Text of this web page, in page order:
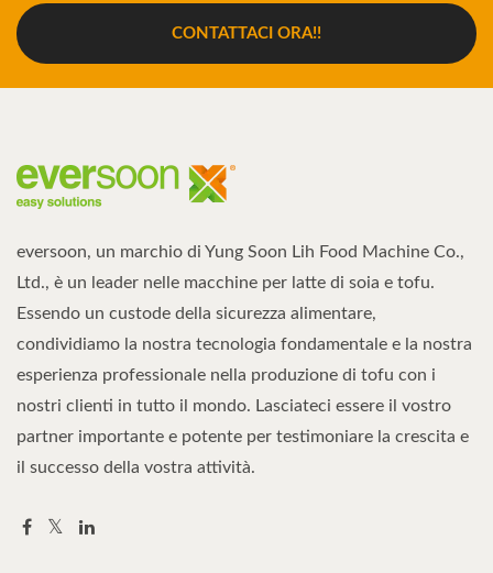
CONTATTACI ORA!!
eversoon, un marchio di Yung Soon Lih Food Machine Co.,
Ltd., è un leader nelle macchine per latte di soia e tofu.
Essendo un custode della sicurezza alimentare,
condividiamo la nostra tecnologia fondamentale e la nostra
esperienza professionale nella produzione di tofu con i
nostri clienti in tutto il mondo. Lasciateci essere il vostro
partner importante e potente per testimoniare la crescita e
il successo della vostra attività.